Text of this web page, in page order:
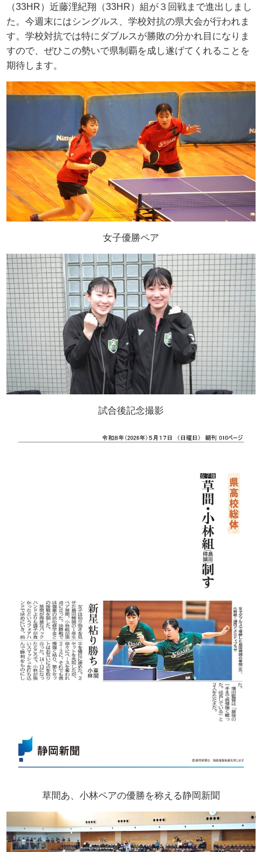
（33HR）近藤浬紀翔（33HR）組が３回戦まで進出しまし
た。今週末にはシングルス、学校対抗の県大会が行われま
す。学校対抗では特にダブルスが勝敗の分かれ目になりま
すので、ぜひこの勢いで県制覇を成し遂げてくれることを
期待します。
女子優勝ペア
試合後記念撮影
草間あ、小林ペアの優勝を称える静岡新聞